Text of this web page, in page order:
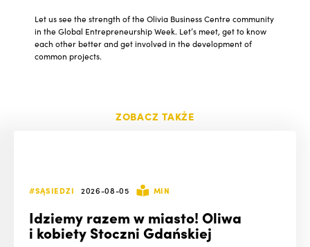
Let us see the strength of the Olivia Business Centre community
in the Global Entrepreneurship Week. Let’s meet, get to know
each other better and get involved in the development of
common projects.
ZOBACZ TAKŻE
#SĄSIEDZI 2026-08-05 MIN
Idziemy razem w miasto! Oliwa
i kobiety Stoczni Gdańskiej